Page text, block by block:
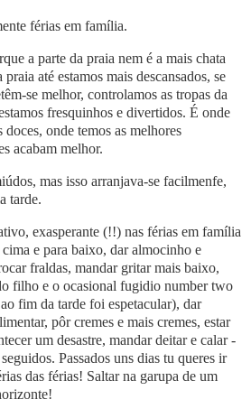
férias em família.
a parte da praia nem é a mais chata
até estamos mais descansados, se
se melhor, controlamos as tropas da
fresquinhos e divertidos. É onde
onde temos as melhores
acabam melhor.
mas isso arranjava-se facilmenfe,
tarde.
exasperante (!!) nas férias em família
e para baixo, dar almocinho e
fraldas, mandar gritar mais baixo,
filho e o ocasional fugidio number two
fim da tarde foi espetacular), dar
pôr cremes e mais cremes, estar
um desastre, mandar deitar e calar -
Passados uns dias tu queres ir
das férias! Saltar na garupa de um